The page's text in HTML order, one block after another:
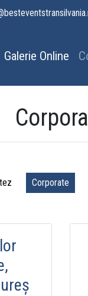
Galerie Online
Corporate